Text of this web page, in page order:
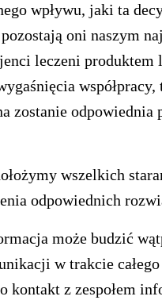
wpływu, jaki ta
oni naszym
leczeni
zostanie odpowiednia
wszelkich
odpowiednich
może budzić
w trakcie
z zespołem